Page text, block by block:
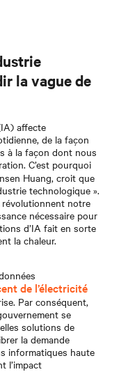
la vague de
affecte
de la façon
à la façon dont nous
C’est pourquoi
Huang, croit que
technologique ».
révolutionnent notre
nécessaire pour
d’IA fait en sorte
la chaleur.
de l’électricité
Par conséquent,
se
solutions de
la demande
informatiques haute
l’impact